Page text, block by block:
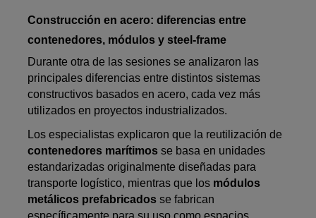
Construcción en acero: diferencias entre
contenedores, módulos y steel-frame
Durante otra de las sesiones se analizaron las
principales diferencias entre distintos sistemas
constructivos basados en acero, cada vez más
utilizados en proyectos industrializados.
Los especialistas explicaron que la reutilización de
contenedores marítimos se basa en unidades
estandarizadas originalmente diseñadas para
transporte logístico, mientras que los módulos
metálicos prefabricados se fabrican
específicamente para su uso como espacios